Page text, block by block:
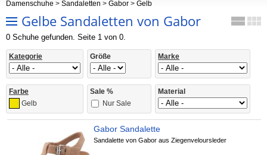
Damenschuhe > Sandaletten > Gabor > Gelb
Gelbe Sandaletten von Gabor
0 Schuhe gefunden. Seite 1 von 0.
Kategorie Größe Marke
Farbe
Gelb
Sale %
Nur Sale
Material
Gabor Sandalette
Sandalette von Gabor aus Ziegenveloursleder